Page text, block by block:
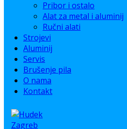
Pribor i ostalo
Alat za metal i aluminij
Ručni alati
Strojevi
Aluminij
Servis
Brušenje pila
O nama
Kontakt